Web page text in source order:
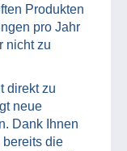
Produkten
pro Jahr
nicht zu
direkt zu
neue
Dank Ihnen
bereits die